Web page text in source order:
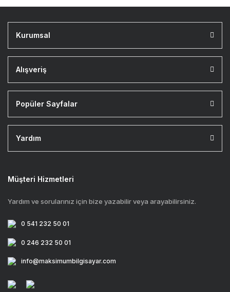
Kurumsal
Alışveriş
Popüler Sayfalar
Yardım
Müşteri Hizmetleri
Yardım ve sorularınız için bize yazabilir veya arayabilirsiniz.
0 541 232 50 01
0 246 232 50 01
info@maksimumbilgisayar.com